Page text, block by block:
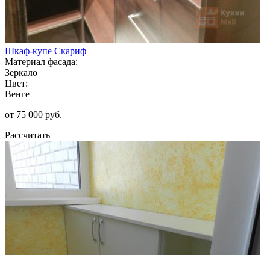
Шкаф-купе Скариф
Материал фасада:
Зеркало
Цвет:
Венге
от 75 000 руб.
Рассчитать